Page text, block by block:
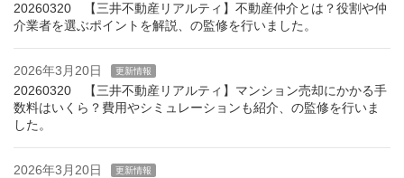
20260320 【三井不動産リアルティ】不動産仲介とは？役割や仲
介業者を選ぶポイントを解説、の監修を行いました。
2026年3月20日 更新情報
20260320 【三井不動産リアルティ】マンション売却にかかる手
数料はいくら？費用やシミュレーションも紹介、の監修を行いま
した。
2026年3月20日 更新情報